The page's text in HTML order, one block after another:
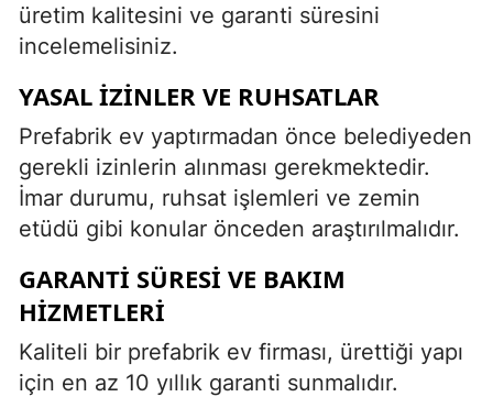
üretim kalitesini ve garanti süresini
incelemelisiniz.
YASAL İZINLER VE RUHSATLAR
Prefabrik ev yaptırmadan önce belediyeden
gerekli izinlerin alınması gerekmektedir.
İmar durumu, ruhsat işlemleri ve zemin
etüdü gibi konular önceden araştırılmalıdır.
GARANTI SÜRESI VE BAKIM
HIZMETLERI
Kaliteli bir prefabrik ev firması, ürettiği yapı
için en az 10 yıllık garanti sunmalıdır.